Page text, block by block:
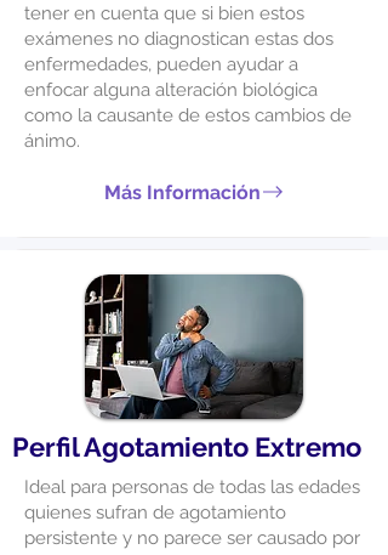
tener en cuenta que si bien estos
exámenes no diagnostican estas dos
enfermedades, pueden ayudar a
enfocar alguna alteración biológica
como la causante de estos cambios de
ánimo.
Más Información
Perfil Agotamiento Extremo
Ideal para personas de todas las edades
quienes sufran de agotamiento
persistente y no parece ser causado por